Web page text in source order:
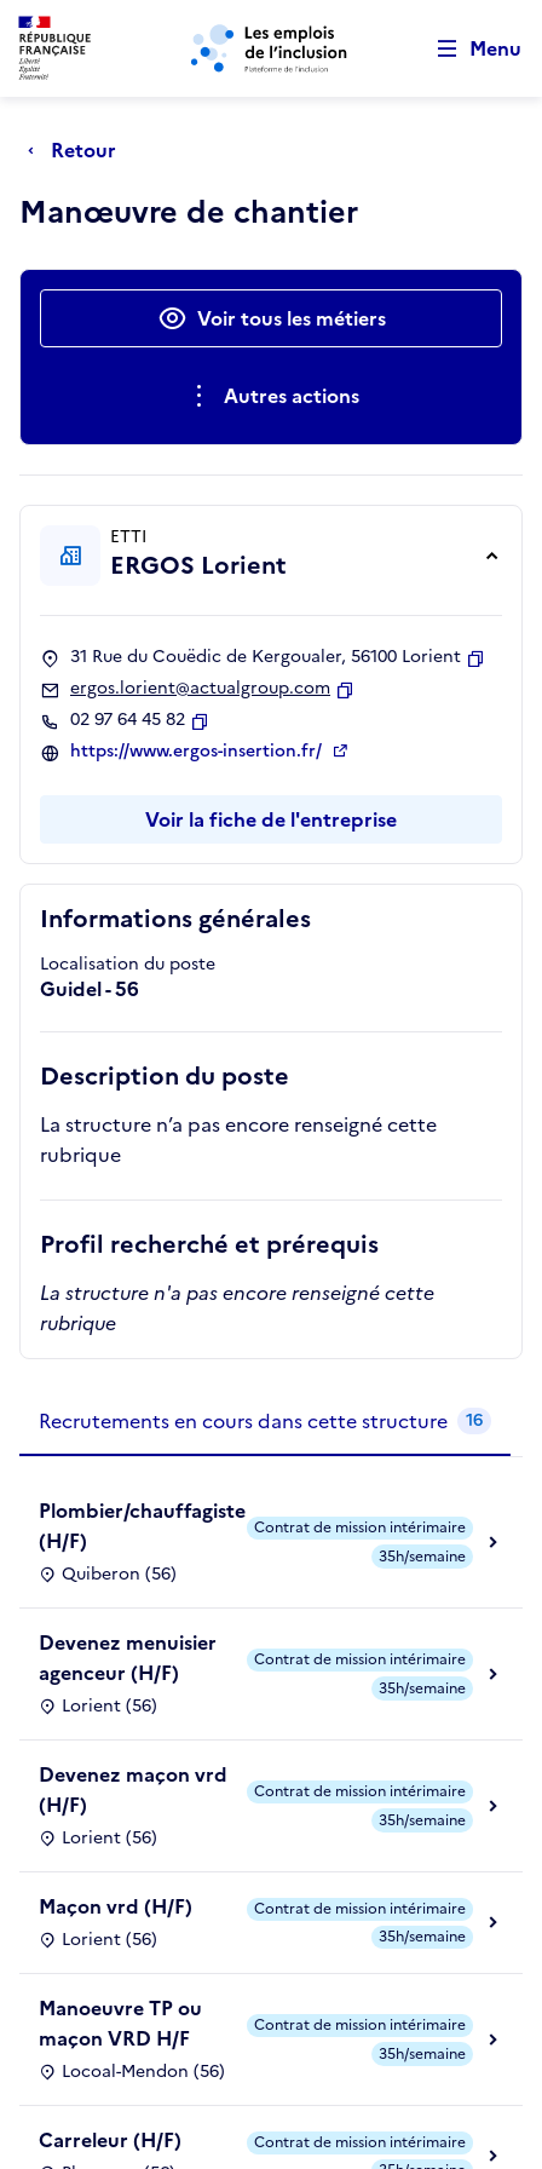
Aller au menu principal Aller au contenu principal
Menu
Retour
Manœuvre de chantier
Actions rapidesVoir tous les métiers
Autres actions
Informations générales
Localisation du poste
Guidel - 56
Description du poste
La structure n’a pas encore renseigné cette
rubrique
Profil recherché et prérequis
La structure n'a pas encore renseigné cette
rubrique
ETTI
ERGOS Lorient
31 Rue du Couëdic de Kergoualer, 56100 Lorient
ergos.lorient@actualgroup.com
02 97 64 45 82
Copier
https://www.ergos-insertion.fr/
Voir la fiche de l'entreprise
Recrutements en cours dans cette structure 16
Plombier/chauffagiste
(H/F)
Quiberon (56)
Contrat de mission intérimaire
35h/semaine
Devenez menuisier
agenceur (H/F)
Lorient (56)
Contrat de mission intérimaire
35h/semaine
Devenez maçon vrd
(H/F)
Lorient (56)
Contrat de mission intérimaire
35h/semaine
Maçon vrd (H/F)
Lorient (56)
Contrat de mission intérimaire
35h/semaine
Manoeuvre TP ou
maçon VRD H/F
Locoal-Mendon (56)
Contrat de mission intérimaire
35h/semaine
Carreleur (H/F)
Contrat de mission intérimaire
Retour au début de la page
Panneau de gestion des cookies